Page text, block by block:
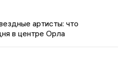
артисты: что
в центре Орла